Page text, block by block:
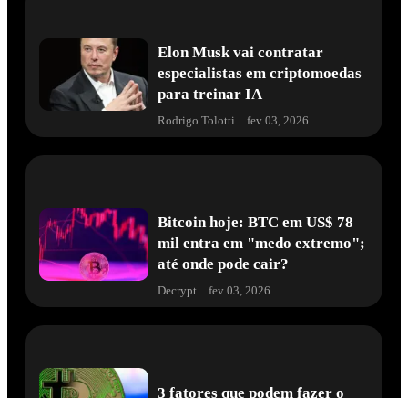
Elon Musk vai contratar
especialistas em criptomoedas
para treinar IA
Rodrigo Tolotti fev 03, 2026
Bitcoin hoje: BTC em US$ 78
mil entra em "medo extremo";
até onde pode cair?
Decrypt . fev 03, 2026
3 fatores que podem fazer o